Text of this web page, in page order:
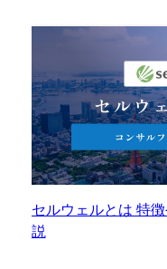
セルウェルとは 特
説